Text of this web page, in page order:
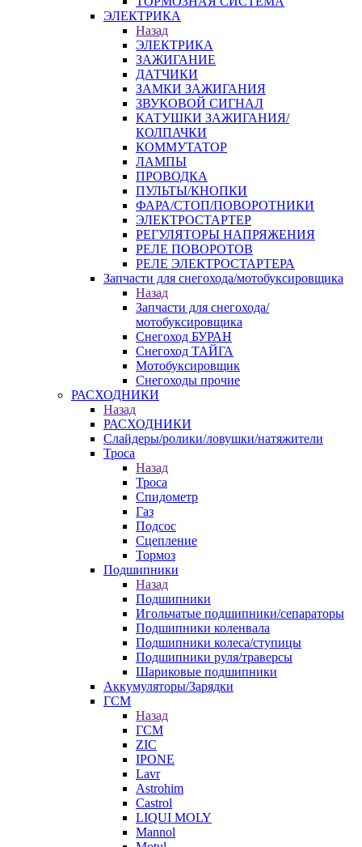
ЭЛЕКТРИКА
Назад
ЭЛЕКТРИКА
ЗАЖИГАНИЕ
ДАТЧИКИ
ЗАМКИ ЗАЖИГАНИЯ
ЗВУКОВОЙ СИГНАЛ
КАТУШКИ ЗАЖИГАНИЯ/
КОЛПАЧКИ
КОММУТАТОР
ЛАМПЫ
ПРОВОДКА
ПУЛЬТЫ/КНОПКИ
ФАРА/СТОП/ПОВОРОТНИКИ
ЭЛЕКТРОСТАРТЕР
РЕГУЛЯТОРЫ НАПРЯЖЕНИЯ
РЕЛЕ ПОВОРОТОВ
РЕЛЕ ЭЛЕКТРОСТАРТЕРА
Запчасти для снегохода/мотобуксировщика
Назад
Запчасти для снегохода/
мотобуксировщика
Снегоход БУРАН
Снегоход ТАЙГА
Мотобуксировщик
Снегоходы прочие
РАСХОДНИКИ
Назад
РАСХОДНИКИ
Слайдеры/ролики/ловушки/натяжители
Троса
Назад
Троса
Спидометр
Газ
Подсос
Сцепление
Тормоз
Подшипники
Назад
Подшипники
Игольчатые подшипники/сепараторы
Подшипники коленвала
Подшипники колеса/ступицы
Подшипники руля/траверсы
Шариковые подшипники
Аккумуляторы/Зарядки
ГСМ
Назад
ГСМ
ZIC
IPONE
Lavr
Astrohim
Castrol
LIQUI MOLY
Mannol